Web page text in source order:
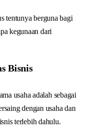
tentunya berguna bagi
kegunaan dari
Bisnis
usaha adalah sebagai
dengan usaha dan
terlebih dahulu.